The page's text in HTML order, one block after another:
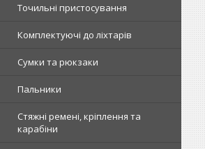
Точильні пристосування
Комплектуючі до ліхтарів
Сумки та рюкзаки
Пальники
Стяжні ремені, кріплення та
карабіни